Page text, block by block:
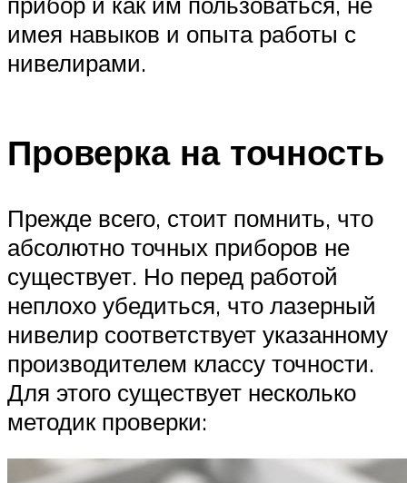
имея навыков и опыта работы с
нивелирами.
Проверка на точность
Прежде всего, стоит помнить, что
абсолютно точных приборов не
существует. Но перед работой
неплохо убедиться, что лазерный
нивелир соответствует указанному
производителем классу точности.
Для этого существует несколько
методик проверки: